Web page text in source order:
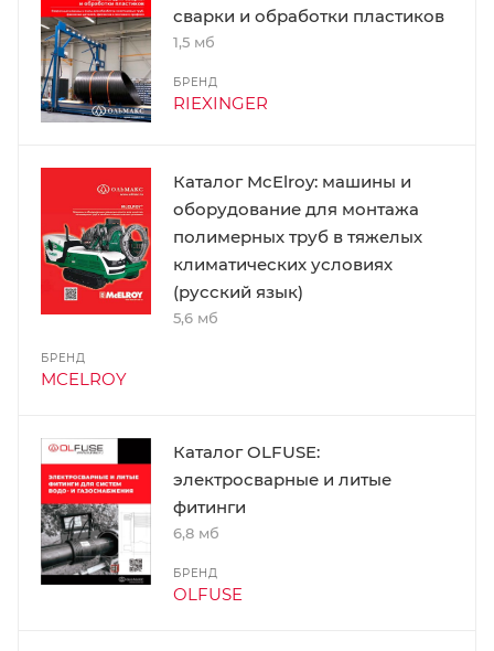
сварки и обработки пластиков
1,5 мб
БРЕНД
RIEXINGER
Каталог McElroy: машины и
оборудование для монтажа
полимерных труб в тяжелых
климатических условиях
(русский язык)
5,6 мб
БРЕНД
MCELROY
Каталог OLFUSE:
электросварные и литые
фитинги
6,8 мб
БРЕНД
OLFUSE